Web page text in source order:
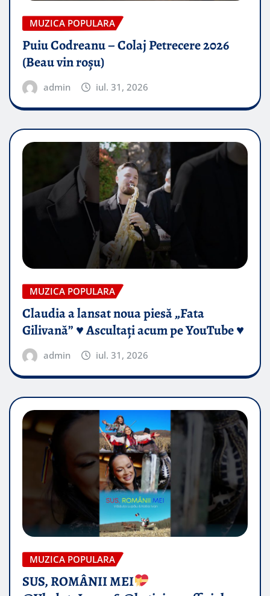
MUZICA POPULARA
Puiu Codreanu – Colaj Petrecere 2026
(Beau vin roșu)
admin iul. 31, 2026
MUZICA POPULARA
Claudia a lansat noua piesă „Fata
Gilivană” ♥️ Ascultați acum pe YouTube ♥️
admin iul. 31, 2026
MUZICA POPULARA
SUS, ROMÂNII MEI